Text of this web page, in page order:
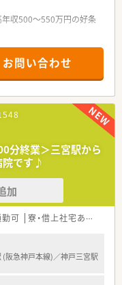
広い科目の処方箋に触
めていただきます。
タントと連携し、多方面
わります。
年収500～550万円の好条
無理なくご勤務いただけ
三宮でショッピングや
利です。
れ、ロビーや各施設内
ほど）の医療機関で、処
別、病棟常備薬品補充、麻
たしません。
クリニックでリハビリ
お問い合わせ
分終業＞三宮駅から
院です♪
加
可 寮・借上社宅あり
阪急神戸本線)／神戸三宮駅